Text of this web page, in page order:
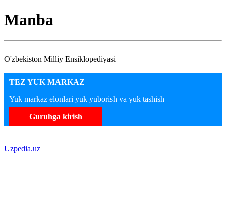
Manba
O'zbekiston Milliy Ensiklopediyasi
TEZ YUK MARKAZ
Yuk markaz elonlari yuk yuborish va yuk tashish
Guruhga kirish
Uzpedia.uz